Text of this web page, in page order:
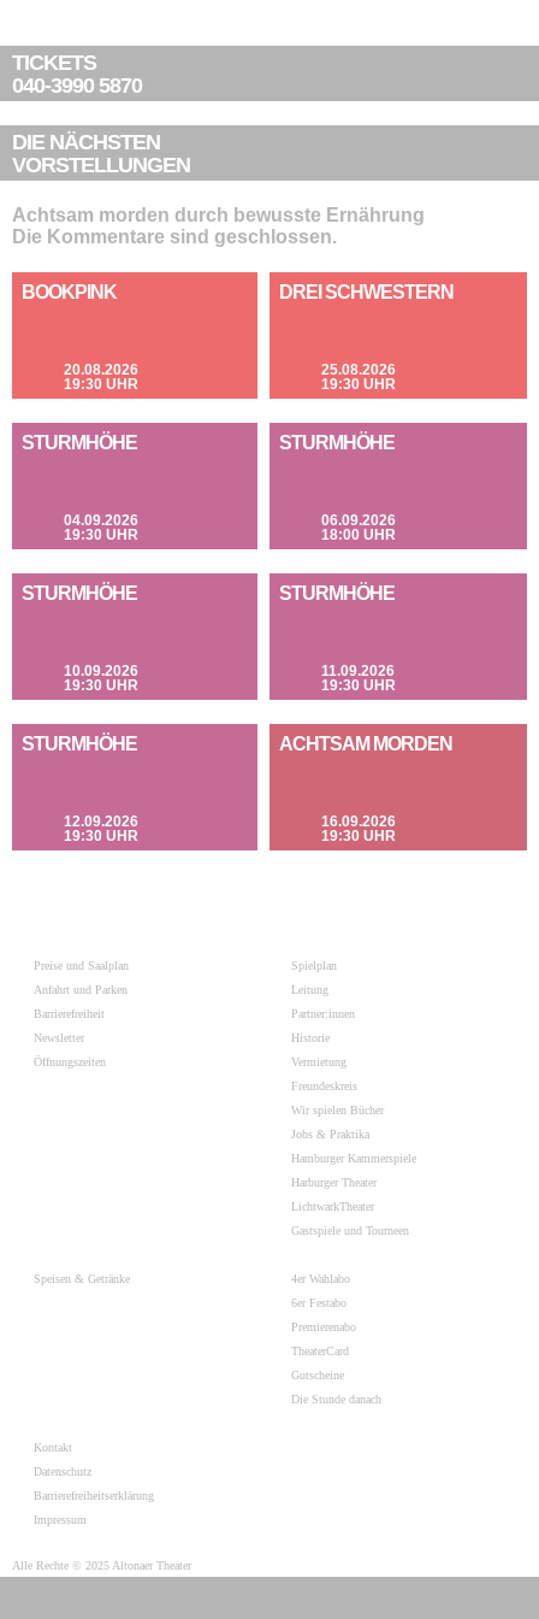
TICKETS
040-3990 5870
DIE NÄCHSTEN
VORSTELLUNGEN
Achtsam morden durch bewusste Ernährung
Die Kommentare sind geschlossen.
BOOKPINK
20.08.2026
19:30 UHR
DREI SCHWESTERN
25.08.2026
19:30 UHR
STURMHÖHE
04.09.2026
19:30 UHR
STURMHÖHE
06.09.2026
18:00 UHR
STURMHÖHE
10.09.2026
19:30 UHR
STURMHÖHE
11.09.2026
19:30 UHR
STURMHÖHE
12.09.2026
19:30 UHR
ACHTSAM MORDEN
16.09.2026
19:30 UHR
Preise und Saalplan
Anfahrt und Parken
Barrierefreiheit
Newsletter
Öffnungszeiten
Spielplan
Leitung
Partner:innen
Historie
Vermietung
Freundeskreis
Wir spielen Bücher
Jobs & Praktika
Hamburger Kammerspiele
Harburger Theater
LichtwarkTheater
Gastspiele und Tourneen
Speisen & Getränke
4er Wahlabo
6er Festabo
Premierenabo
TheaterCard
Gutscheine
Die Stunde danach
Kontakt
Datenschutz
Barrierefreiheitserklärung
Impressum
Alle Rechte © 2025 Altonaer Theater